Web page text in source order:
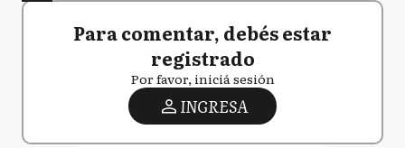
Para comentar, debés estar
registrado
Por favor, iniciá sesión
INGRESA